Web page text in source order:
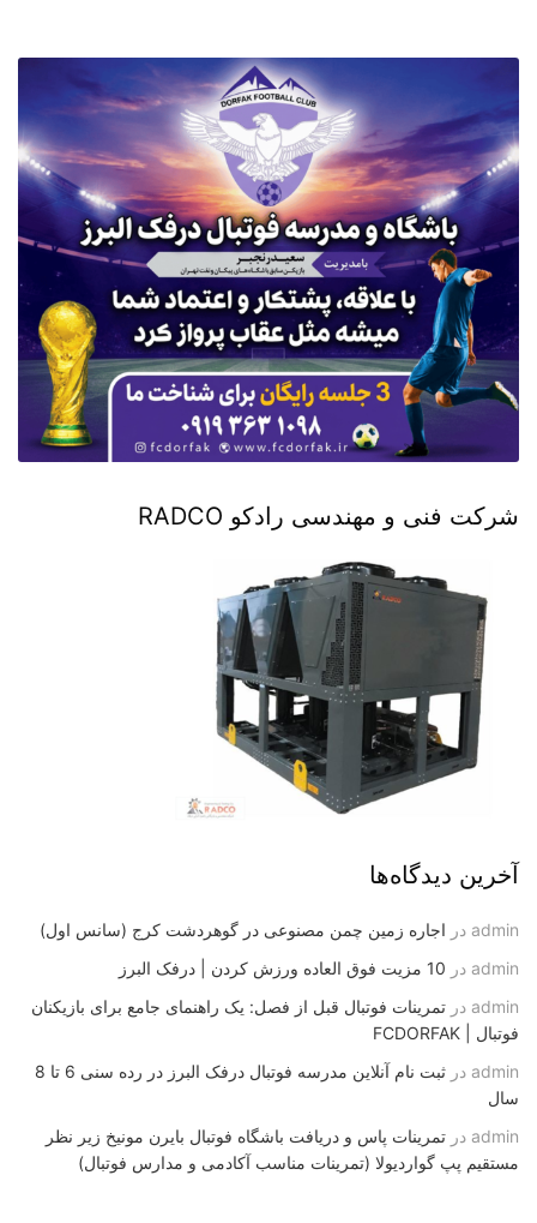
شرکت فنی و مهندسی رادکو RADCO
آخرین دیدگاه‌ها
admin در اجاره زمین چمن مصنوعی در گوهردشت کرج (سانس اول)
admin در 10 مزیت فوق العاده ورزش کردن | درفک البرز
admin در تمرینات فوتبال قبل از فصل: یک راهنمای جامع برای بازیکنان
فوتبال | FCDORFAK
admin در
ثبت نام آنلاین مدرسه فوتبال درفک البرز در رده سنی 6 تا 8
سال
admin در تمرینات پاس و دریافت باشگاه فوتبال بایرن مونیخ زیر نظر
مستقیم پپ گواردیولا (تمرینات مناسب آکادمی و مدارس فوتبال)